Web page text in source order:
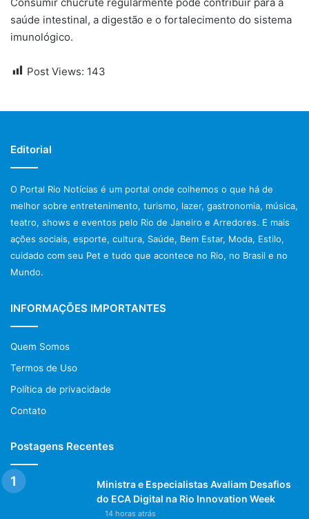
saúde intestinal, a digestão e o fortalecimento do sistema
imunológico.
Post Views: 143
Editorial
O Portal Rio Notícias é um portal onde colhemos o que há de
melhor sobre entretenimento, turismo, lazer, gastronomia, música,
teatro, shows e eventos pelo Rio de Janeiro e Arredores. E mais
ações sociais, esporte, cultura, Saúde, Bem Estar, Moda, Estilo,
cuidado com seu Pet e tudo que acontece no Rio, no Brasil e no
Mundo.
INFORMAÇÕES IMPORTANTES
Quem Somos
Termos de Uso
Política de privacidade
Contato
Postagens Recentes
Ministra e Especialistas Avaliam Desafios
do ECA Digital na Rio Innovation Week
14 horas atrás